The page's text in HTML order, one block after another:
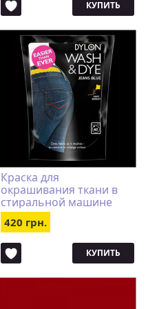
КУПИТЬ
Краска для
окрашивания ткани в
стиральной машине
DYLON Wash & Dye Jeans
Blue
420 грн.
КУПИТЬ